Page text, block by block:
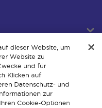
dieser Website, um
Website zu
und für
Klicken auf
Datenschutz- und
zur
Cookie-Optionen